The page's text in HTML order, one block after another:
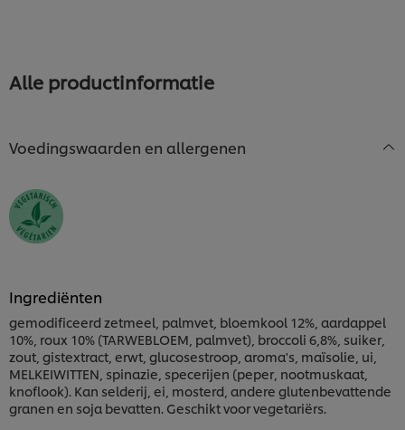
Alle productinformatie
Voedingswaarden en allergenen
Ingrediënten
gemodificeerd zetmeel, palmvet, bloemkool 12%, aardappel
10%, roux 10% (TARWEBLOEM, palmvet), broccoli 6,8%, suiker,
zout, gistextract, erwt, glucosestroop, aroma's, maïsolie, ui,
MELKEIWITTEN, spinazie, specerijen (peper, nootmuskaat,
knoflook). Kan selderij, ei, mosterd, andere glutenbevattende
granen en soja bevatten. Geschikt voor vegetariërs.
We gebruiken cookies en vergelijkbare technieken om
jouw ervaring op onze website te verbeteren. Cookies
maken het mogelijk om jou van verschillende
functionaliteiten te voorzien (zoals onthouden wat je
in je winkelmandje plaatst), om te delen op social